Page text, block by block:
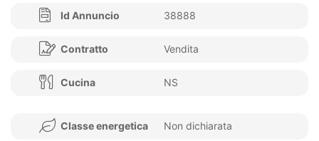
Id Annuncio 38888
Contratto Vendita
Cucina NS
Classe energetica Non dichiarata